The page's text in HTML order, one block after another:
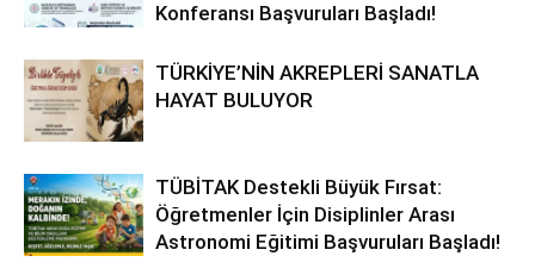
Konferansı Başvuruları Başladı!
TÜRKİYE’NİN AKREPLERİ SANATLA
HAYAT BULUYOR
TÜBİTAK Destekli Büyük Fırsat:
Öğretmenler İçin Disiplinler Arası
Astronomi Eğitimi Başvuruları Başladı!